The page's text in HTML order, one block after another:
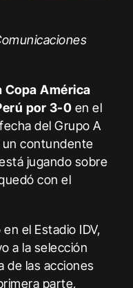
Copa América
por 3-0 en el
del Grupo A
un contundente
jugando sobre
con el
el Estadio IDV,
a la selección
de las acciones
parte,